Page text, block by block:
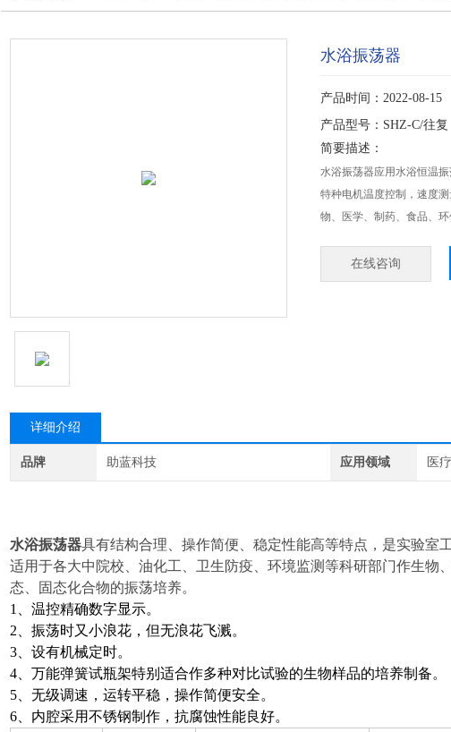
水浴振荡器
产品时间：2022-08-15
产品型号：SHZ-C/往复
简要描述：
水浴振荡器应用水浴恒温
特种电机温度控制，速度
物、医学、制药、食品、环
在线咨询
详细介绍
品牌 助蓝科技 应用领域 医
水浴振荡器具有结构合理、操作简便、稳定性能高等特点，是实验室
适用于各大中院校、油化工、卫生防疫、环境监测等科研部门作生物
态、固态化合物的振荡培养。
1、温控精确数字显示。
2、振荡时又小浪花，但无浪花飞溅。
3、设有机械定时。
4、万能弹簧试瓶架特别适合作多种对比试验的生物样品的培养制备。
5、无级调速，运转平稳，操作简便安全。
6、内腔采用不锈钢制作，抗腐蚀性能良好。